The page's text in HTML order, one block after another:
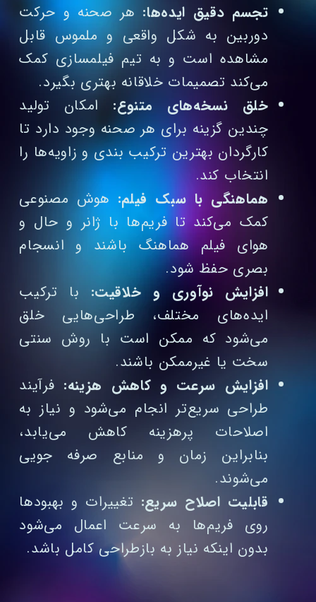
تجسم دقیق ایده‌ها: هر صحنه و حرکت
دوربین به شکل واقعی و ملموس قابل
مشاهده است و به تیم فیلمسازی کمک
می‌کند تصمیمات خلاقانه بهتری بگیرد.
خلق نسخه‌های متنوع: امکان تولید
چندین گزینه برای هر صحنه وجود دارد تا
کارگردان بهترین ترکیب‌ بندی و زاویه‌ها را
انتخاب کند.
هماهنگی با سبک فیلم: هوش مصنوعی
کمک می‌کند تا فریم‌ها با ژانر و حال و
هوای فیلم هماهنگ باشند و انسجام
بصری حفظ شود.
افزایش نوآوری و خلاقیت: با ترکیب
ایده‌های مختلف، طراحی‌هایی خلق
می‌شود که ممکن است با روش سنتی
سخت یا غیرممکن باشند.
افزایش سرعت و کاهش هزینه: فرآیند
طراحی سریع‌تر انجام می‌شود و نیاز به
اصلاحات پرهزینه کاهش می‌یابد،
بنابراین زمان و منابع صرفه‌ جویی
می‌شوند.
قابلیت اصلاح سریع: تغییرات و بهبودها
روی فریم‌ها به سرعت اعمال می‌شود
بدون اینکه نیاز به بازطراحی کامل باشد.